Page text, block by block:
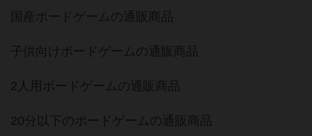
国産ボードゲームの通販商品
子供向けボードゲームの通販商品
2人用ボードゲームの通販商品
20分以下のボードゲームの通販商品